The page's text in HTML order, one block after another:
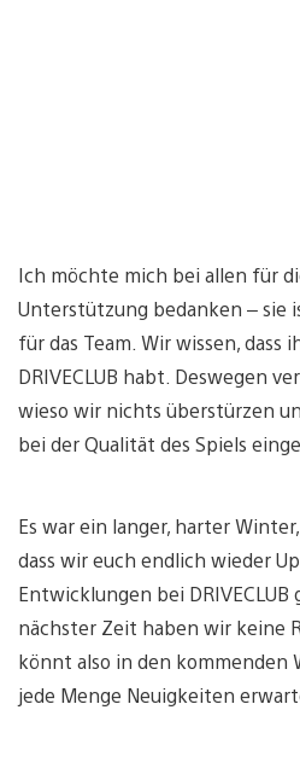
Ich möchte mich bei allen für
Unterstützung bedanken – sie
für das Team. Wir wissen, dass
DRIVECLUB habt. Deswegen
wieso wir nichts überstürzen
bei der Qualität des Spiels
Es war ein langer, harter
dass wir euch endlich wieder
Entwicklungen bei
nächster Zeit haben wir keine
könnt also in den kommenden
jede Menge Neuigkeiten